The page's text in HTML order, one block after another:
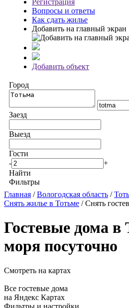
Регистрация
Вопросы и ответы
Как сдать жилье
Добавить на главный экран
Добавить объект
Город
Заезд
Выезд
Гости
-
+
Найти
Фильтры
Главная /Вологодская область /
Снять жилье в Тотьме / Снять
Гостевые дома в
моря посуточно
Смотреть на картах
Все гостевые дома
на Яндекс Картах
Фильтры и настройки